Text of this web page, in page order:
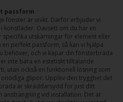
passform
fönster är unikt. Därför erbjuder vi
Oavsett om du har en
utskärningar för element eller
perfekt passform, så kan vi hjälpa
behöver, och vi kapar din fönsterbräda
inte bara en estetiskt tilltalande
utan också en funktionell lösning som
glipor. Upplev den trygghet det
är skräddarsydd för just ditt
vid installation. Det är